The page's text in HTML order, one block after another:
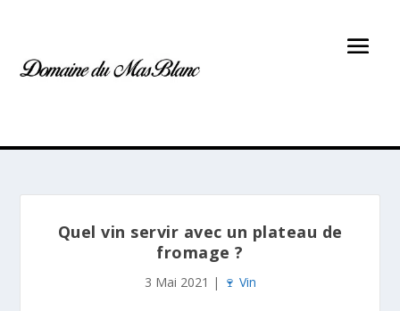
Quel vin servir avec un plateau de
fromage ?
3 Mai 2021 | 🍷 Vin